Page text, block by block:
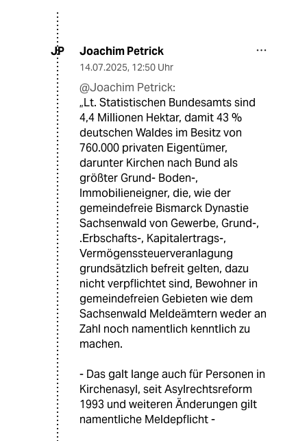
JP Joachim Petrick
14.07.2025, 12:50 Uhr
@Joachim Petrick:
„Lt. Statistischen Bundesamts sind
4,4 Millionen Hektar, damit 43 %
deutschen Waldes im Besitz von
760.000 privaten Eigentümer,
darunter Kirchen nach Bund als
größter Grund- Boden-,
Immobilieneigner, die, wie der
gemeindefreie Bismarck Dynastie
Sachsenwald von Gewerbe, Grund-,
.Erbschafts-, Kapitalertrags-,
Vermögenssteuerveranlagung
grundsätzlich befreit gelten, dazu
nicht verpflichtet sind, Bewohner in
gemeindefreien Gebieten wie dem
Sachsenwald Meldeämtern weder an
Zahl noch namentlich kenntlich zu
machen.
- Das galt lange auch für Personen in
Kirchenasyl, seit Asylrechtsreform
1993 und weiteren Änderungen gilt
namentliche Meldepflicht -